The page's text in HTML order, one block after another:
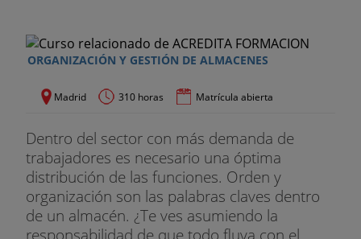
Prevención
extinción.
SAP LOGÍSTICA:
A lo largo del curso, de forma transversal, se verán
distintas funcionalidades de SAP aplicadas a la
logística (gestión y seguimiento de stock, consulta
de proveedores, gestión de materiales, gestión de
ORGANIZACIÓN Y GESTIÓN DE ALMACENES
Madrid 310 horas Matrícula abierta
Dentro del sector con más demanda de
trabajadores es necesario una óptima
distribución de las funciones. Orden y
organización son las palabras claves dentro
de un almacén. ¿Te ves asumiendo la
responsabilidad de que todo fluya con el